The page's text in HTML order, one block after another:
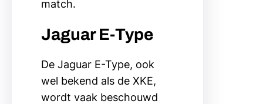
match.
Jaguar E-Type
De Jaguar E-Type, ook
wel bekend als de XKE,
wordt vaak beschouwd